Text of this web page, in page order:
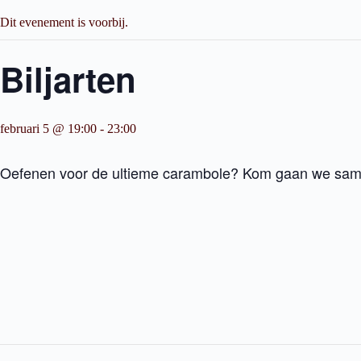
Dit evenement is voorbij.
Biljarten
februari 5 @ 19:00 - 23:00
Oefenen voor de ultieme carambole? Kom gaan we